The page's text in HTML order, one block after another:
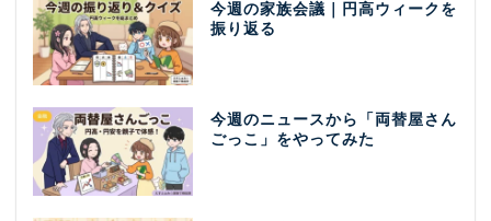
今週の家族会議｜円高ウィークを
振り返る
今週のニュースから「両替屋さん
ごっこ」をやってみた